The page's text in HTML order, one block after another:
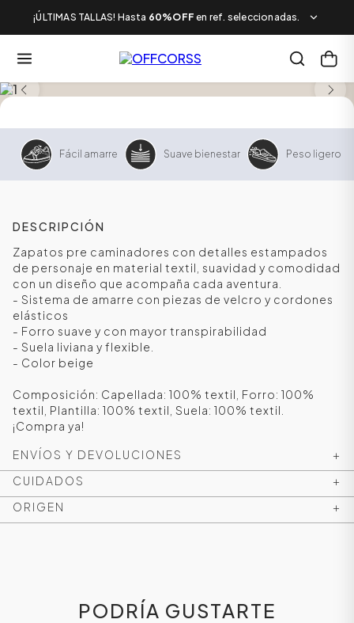
¡ÚLTIMAS TALLAS! Hasta 60%OFF en ref. seleccionadas.
Fácil amarre Suave bienestar Peso ligero
DESCRIPCIÓN
Zapatos pre caminadores con detalles estampados
de personaje en material textil, suavidad y comodidad
con un diseño que acompaña cada aventura.
- Sistema de amarre con piezas de velcro y cordones
elásticos
- Forro suave y con mayor transpirabilidad
- Suela liviana y flexible.
- Color beige
Composición: Capellada: 100% textil, Forro: 100%
textil, Plantilla: 100% textil, Suela: 100% textil.
¡Compra ya!
ENVÍOS Y DEVOLUCIONES
+
CUIDADOS
+
ORIGEN
+
PODRÍA GUSTARTE